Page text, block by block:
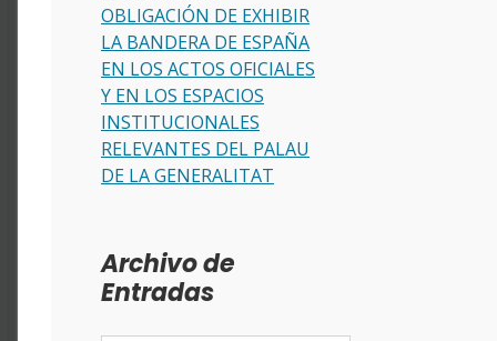
OBLIGACIÓN DE EXHIBIR
LA BANDERA DE ESPAÑA
EN LOS ACTOS OFICIALES
Y EN LOS ESPACIOS
INSTITUCIONALES
RELEVANTES DEL PALAU
DE LA GENERALITAT
Archivo de
Entradas